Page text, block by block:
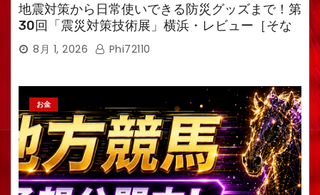
地震対策から日常使いできる防災グッズまで！第
30回「震災対策技術展」横浜・レビュー［そな
えるTV・高荷智也］
8月 1, 2026 Phi72110
お金